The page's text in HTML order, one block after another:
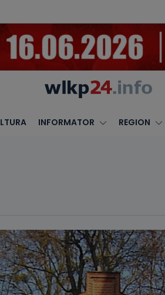
INFORMATOR REGION